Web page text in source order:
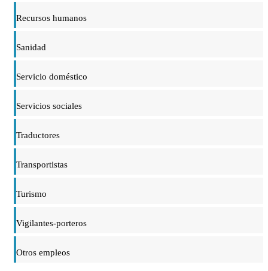
Recursos humanos
Sanidad
Servicio doméstico
Servicios sociales
Traductores
Transportistas
Turismo
Vigilantes-porteros
Otros empleos